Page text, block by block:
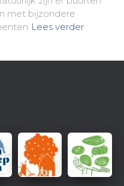
met bijzondere
Lees verder